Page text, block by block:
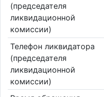
(председателя
ликвидационной
комиссии)
Телефон ликвидатора
(председателя
ликвидационной
комиссии)